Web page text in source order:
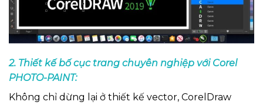
2. Thiết kế bố cục trang chuyên nghiệp với Corel
PHOTO-PAINT:
Không chỉ dừng lại ở thiết kế vector, CorelDraw